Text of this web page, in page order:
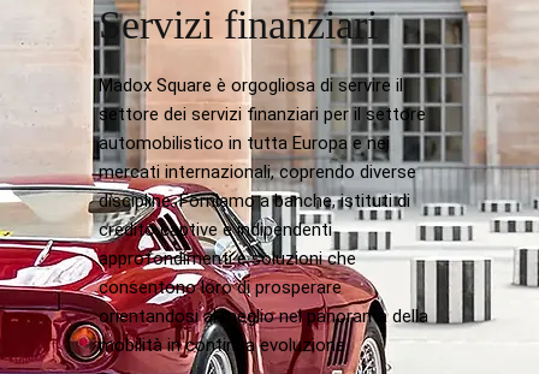
Servizi finanziari
Madox Square è orgogliosa di servire il
settore dei servizi finanziari per il settore
automobilistico in tutta Europa e nei
mercati internazionali, coprendo diverse
discipline. Forniamo a banche, istituti di
credito captive e indipendenti
approfondimenti e soluzioni che
consentono loro di prosperare
orientandosi al meglio nel panorama della
mobilità in continua evoluzione.